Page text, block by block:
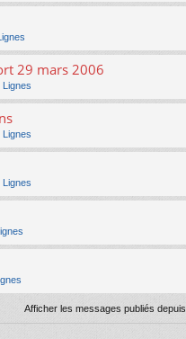
29 mars 2006
Lignes
Lignes
Lignes
Afficher les messages publiés depuis